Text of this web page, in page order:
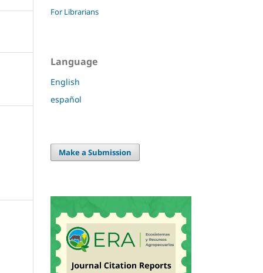
For Librarians
Language
English
español
Make a Submission